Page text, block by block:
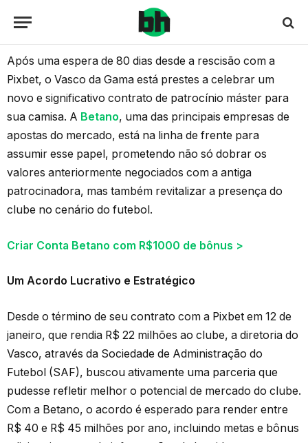
Após uma espera de 80 dias desde a rescisão com a
Pixbet, o Vasco da Gama está prestes a celebrar um
novo e significativo contrato de patrocínio máster para
sua camisa. A Betano, uma das principais empresas de
apostas do mercado, está na linha de frente para
assumir esse papel, prometendo não só dobrar os
valores anteriormente negociados com a antiga
patrocinadora, mas também revitalizar a presença do
clube no cenário do futebol.
Criar Conta Betano com R$1000 de bônus >
Um Acordo Lucrativo e Estratégico
Desde o término de seu contrato com a Pixbet em 12 de
janeiro, que rendia R$ 22 milhões ao clube, a diretoria do
Vasco, através da Sociedade de Administração do
Futebol (SAF), buscou ativamente uma parceria que
pudesse refletir melhor o potencial de mercado do clube.
Com a Betano, o acordo é esperado para render entre
R$ 40 e R$ 45 milhões por ano, incluindo metas e bônus